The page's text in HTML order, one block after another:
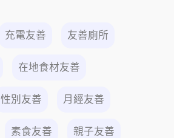
充電友善 友善廁所
在地食材友善
性別友善 月經友善
素食友善 親子友善